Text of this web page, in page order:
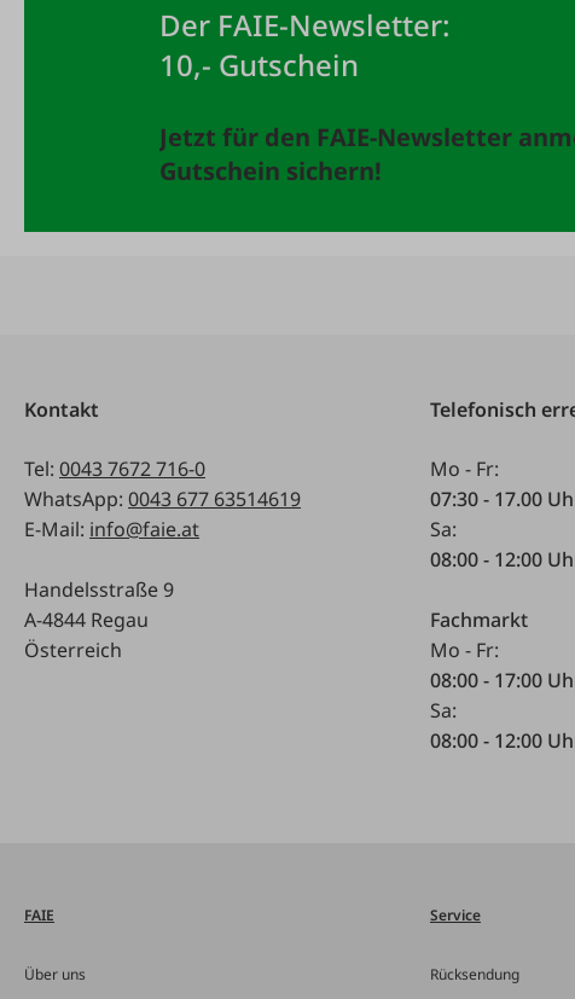
Der FAIE-Newsletter:
10,- Gutschein
Jetzt für den FAIE-Newsletter
Gutschein sichern!
Kontakt
Tel: 0043 7672 716-0
WhatsApp: 0043 677 63514619
E-Mail: info@faie.at
Handelsstraße 9
A-4844 Regau
Österreich
Telefonisch
Mo - Fr:
07:30 - 17.00
Sa:
08:00 - 12:00
Fachmarkt
Mo - Fr:
08:00 - 17:00
Sa:
08:00 - 12:00
FAIE
Über uns
Service
Rücksendung